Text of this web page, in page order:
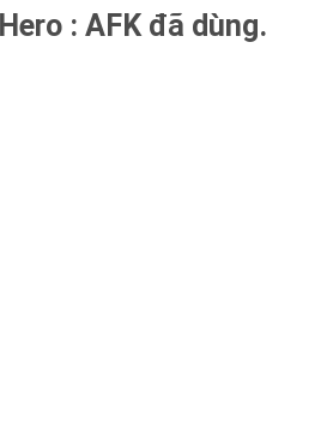
: AFK đã dùng.